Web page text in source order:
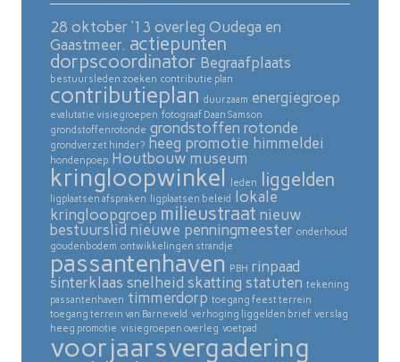
28 oktober ’13 overleg Oudega en
Gaastmeer. actiepunten
dorpscoordinator Begraafplaats
bestuursleden zoeken contributie plan
contributieplan duurzaam energiegroep
evalutatie visiegroepen fotograaf Daan Samson
grondstoffenrotonde grondstoffen rotonde
grondverzet hinder? heeg promotie himmeldei
hondenpoep Houtbouw museum
kringloopwinkel leden liggelden
ligplaatsen afspraken ligplaatsen beleid
lokale
kringloopgroep milieustraat nieuw
bestuurslid nieuwe penningmeester onderhoud
goudenbodem ontwikkelingen strandje
passantenhaven PBH rinpaad
sinterklaas snelheid skatting statuten tekening
passantenhaven timmerdorp toegang feest terrein
toegang terrein van Barneveld verhoging liggelden brief verslag
heeg promotie visiegroepen overleg voetpad
voorjaarsvergadering